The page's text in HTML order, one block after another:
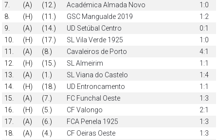
7.
(A) (12.) Académica Almada Novo
1:0
8.
(H) (11.) GSC Mangualde 2019
1:2
9.
(A) (14.) UD Setúbal Centro
0:1
10.
(H) (17.) SL Vila Verde 1925
1:0
11.
(A) (8.) Cavaleiros de Porto
4:1
12.
(H) (15.) SL Almeirim
1:1
13.
(A) (1.) SL Viana do Castelo
1:4
14.
(H) (18.) UD Entroncamento
1:1
15.
(A) (7.) FC Funchal Oeste
1:3
16.
(H) (5.) CF Valongo
2:1
17.
(A) (6.) FCA Penela 1925
1:3
18.
(A) (4.) CF Oeiras Oeste
1:3